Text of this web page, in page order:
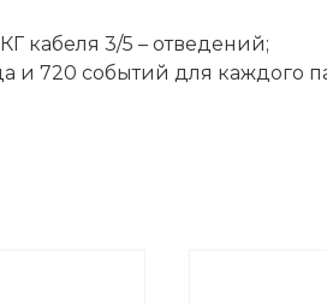
кабеля 3/5 – отведений;
и 720 событий для каждого